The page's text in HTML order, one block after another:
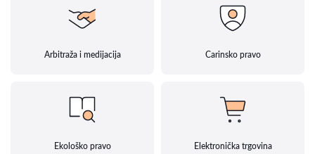
Arbitraža i medijacija Carinsko pravo
Ekološko pravo Elektronička trgovina